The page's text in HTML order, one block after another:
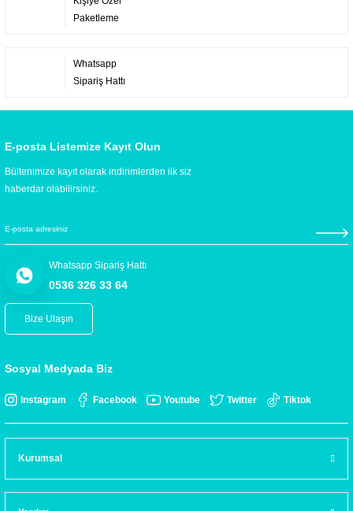
Paketleme
Whatsapp
Sipariş Hattı
E-posta Listemize Kayıt Olun
Bültenimize kayıt olarak indirimlerden ilk siz
haberdar olabilirsiniz.
Whatsapp Sipariş Hattı
0536 326 33 64
Bize Ulaşın
Sosyal Medyada Biz
Instagram Facebook Youtube Twitter Tiktok
Kurumsal